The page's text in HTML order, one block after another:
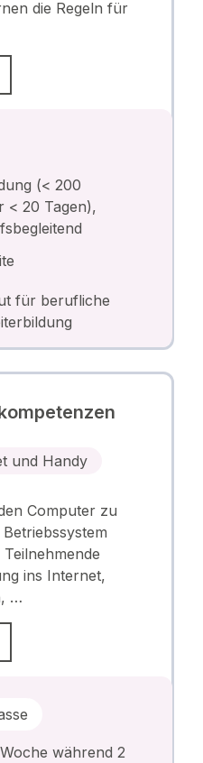
die Regeln für
(< 200
< 20 Tagen),
für berufliche
und Handy
Computer zu
ins Internet,
…
während 2